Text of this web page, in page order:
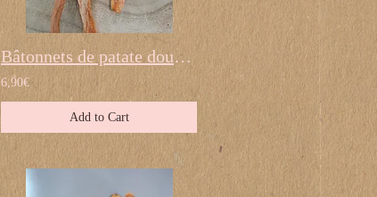
Bâtonnets de patate douce séchés
6,90€
Add to Cart